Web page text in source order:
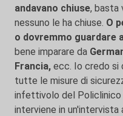
andavano chiuse, basta
nessuno le ha chiuse. O
o dovremmo guardare
bene imparare da
Francia, ecc. Io credo si
tutte le misure di
infettivolo del Policlinico
interviene in un'intervista